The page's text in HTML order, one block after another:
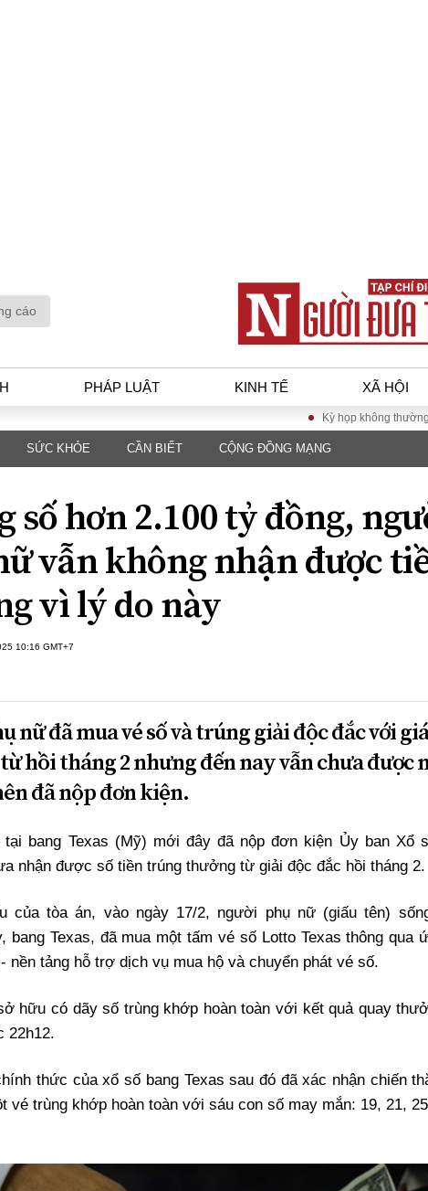
cáo
PHÁP LUẬT KINH TẾ XÃ HỘI
PHÁP LUẬT
luật
Góc nhìn luật gia
Hồ sơ điều tra
Tiếng nói công dân
An ninh - Hình sự
KINH TẾ
Tài chính - Ngân
hàng
Kinh tế vĩ mô
Hồ sơ doanh
INFOCUS
Kỳ họp không thường lệ thứ
SỨC KHỎE CẦN BIẾT CỘNG ĐỒNG MẠNG
số hơn 2.100 tỷ đồng,
vẫn không nhận được
vì lý do này
10:16 GMT+7
nữ đã mua vé số và trúng giải độc đắc với
hồi tháng 2 nhưng đến nay vẫn chưa được
đã nộp đơn kiện.
tại bang Texas (Mỹ) mới đây đã nộp đơn kiện Ủy ban Xổ
nhận được số tiền trúng thưởng từ giải độc đắc hồi tháng 2.
của tòa án, vào ngày 17/2, người phụ nữ (giấu tên)
bang Texas, đã mua một tấm vé số Lotto Texas thông qua
nền tảng hỗ trợ dịch vụ mua hộ và chuyển phát vé số.
hữu có dãy số trùng khớp hoàn toàn với kết quả quay
22h12.
thức của xổ số bang Texas sau đó đã xác nhận chiến
vé trùng khớp hoàn toàn với sáu con số may mắn: 19, 21,